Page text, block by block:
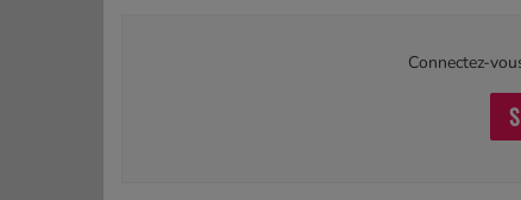
Connectez-